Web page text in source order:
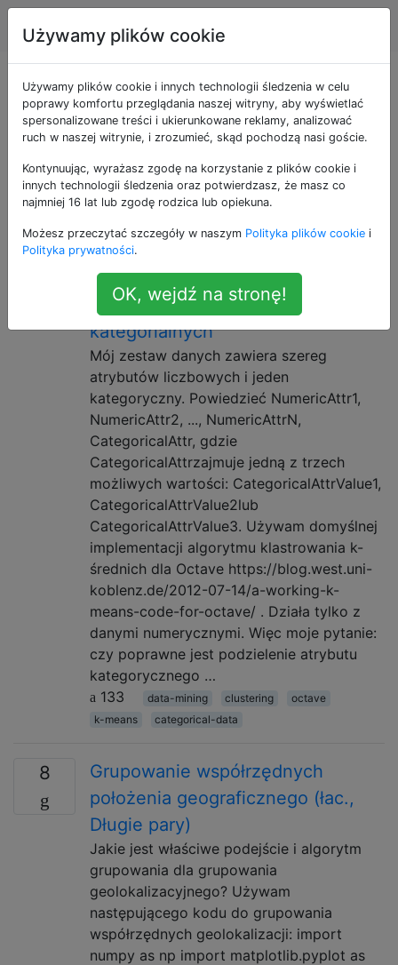
Nauka danych
Pytania otagowane
jako k-means
k-średnie to rodzina metod analizy skupień, w których
określasz liczbę spodziewanych klastrów. W
skupień.
K-oznacza grupowanie
mieszanych danych liczbowych i
kategorialnych
Mój zestaw danych zawiera szereg
atrybutów liczbowych i jeden
kategoryczny. Powiedzieć NumericAttr1,
NumericAttr2, ..., NumericAttrN,
CategoricalAttr, gdzie
CategoricalAttrzajmuje jedną z trzech
możliwych wartości: CategoricalAttrValue1,
CategoricalAttrValue2lub
CategoricalAttrValue3. Używam domyślnej
implementacji algorytmu klastrowania k-
średnich dla Octave https://blog.west.uni-
koblenz.de/2012-07-14/a-working-k-
means-code-for-octave/ . Działa tylko z
danymi numerycznymi. Więc moje pytanie:
czy poprawne jest podzielenie atrybutu
kategorycznego …
133
data-mining clustering
octave
k-means
categorical-data
8
Grupowanie współrzędnych
położenia geograficznego (łac.,
Długie pary)
Jakie jest właściwe podejście i algorytm
grupowania dla grupowania
geolokalizacyjnego? Używam
następującego kodu do grupowania
współrzędnych geolokalizacji: import
numpy as np import matplotlib.pyplot as
Używamy plików cookie
Używamy plików cookie i innych technologii śledzenia w celu
poprawy komfortu przeglądania naszej witryny, aby wyświetlać
spersonalizowane treści i ukierunkowane reklamy, analizować
ruch w naszej witrynie, i zrozumieć, skąd pochodzą nasi goście.
Kontynuując, wyrażasz zgodę na korzystanie z plików cookie i
innych technologii śledzenia oraz potwierdzasz, że masz co
najmniej 16 lat lub zgodę rodzica lub opiekuna.
Możesz przeczytać szczegóły w naszym Polityka plików cookie i
Polityka prywatności.
OK, wejdź na stronę!